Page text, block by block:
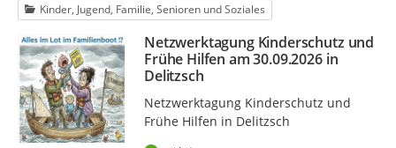
Kinder, Jugend, Familie, Senioren und Soziales
Netzwerktagung Kinderschutz und
Frühe Hilfen am 30.09.2026 in
Delitzsch
Netzwerktagung Kinderschutz und
Frühe Hilfen in Delitzsch